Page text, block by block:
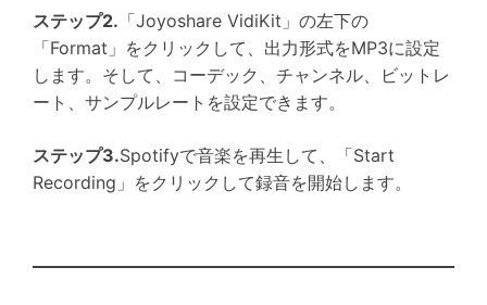
ステップ2. 「Joyoshare VidiKit」の左下の
「Format」をクリックして、出力形式をMP3に設定
します。そして、コーデック、チャンネル、ビットレ
ート、サンプルレートを設定できます。
ステップ3.Spotifyで音楽を再生して、「Start
Recording」をクリックして録音を開始します。